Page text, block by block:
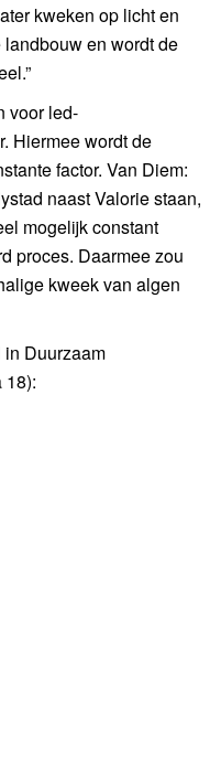
kweken op licht en
en wordt de
voor led-
Hiermee wordt de
factor. Van Diem:
naast Valorie staan,
mogelijk constant
proces. Daarmee zou
kweek van algen
Duurzaam
18):